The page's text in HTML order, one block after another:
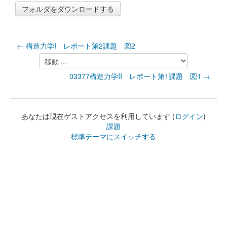
← 構造力学I レポート第2課題 図2
移
動
03377構造力学II レポート第1課題 図1 →
あなたは現在ゲストアクセスを利用しています (ログイン)
課題
標準テーマにスイッチする